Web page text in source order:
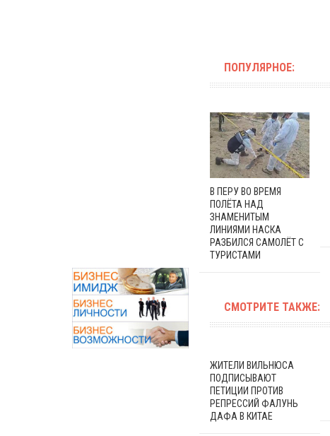
ПОПУЛЯРНОЕ:
В ПЕРУ ВО ВРЕМЯ
ПОЛЁТА НАД
ЗНАМЕНИТЫМ
ЛИНИЯМИ НАСКА
РАЗБИЛСЯ САМОЛЁТ С
ТУРИСТАМИ
СМОТРИТЕ ТАКЖЕ:
ЖИТЕЛИ ВИЛЬНЮСА
ПОДПИСЫВАЮТ
ПЕТИЦИИ ПРОТИВ
РЕПРЕССИЙ ФАЛУНЬ
ДАФА В КИТАЕ